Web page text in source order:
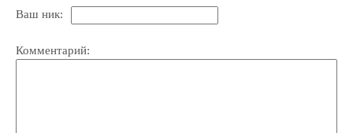
Ваш ник:
Комментарий: